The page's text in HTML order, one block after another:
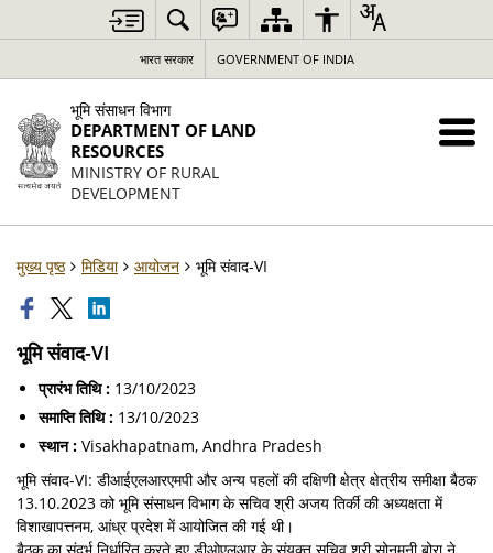
भारत सरकार GOVERNMENT OF INDIA
भूमि संसाधन विभाग
DEPARTMENT OF LAND
RESOURCES
MINISTRY OF RURAL
DEVELOPMENT
मुख्य पृष्ठ मिडिया आयोजन भूमि संवाद-VI
भूमि संवाद-VI
प्रारंभ तिथि : 13/10/2023
समाप्ति तिथि : 13/10/2023
स्थान : Visakhapatnam, Andhra Pradesh
भूमि संवाद-VI: डीआईएलआरएमपी और अन्य पहलों की दक्षिणी क्षेत्र क्षेत्रीय समीक्षा बैठक
13.10.2023 को भूमि संसाधन विभाग के सचिव श्री अजय तिर्की की अध्यक्षता में
विशाखापत्तनम, आंध्र प्रदेश में आयोजित की गई थी।